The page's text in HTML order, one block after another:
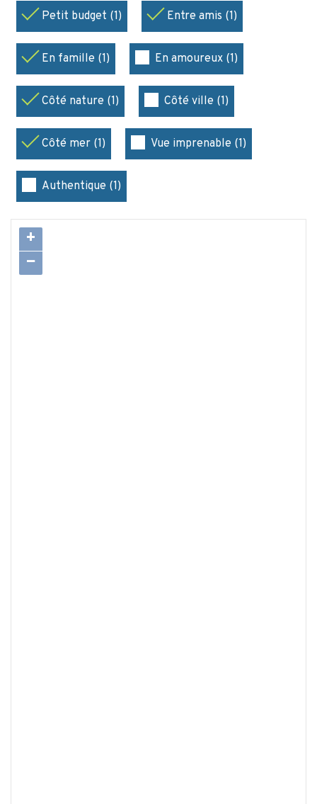
Petit budget (1) Entre amis (1)
En famille (1) En amoureux (1)
Côté nature (1) Côté ville (1)
Côté mer (1) Vue imprenable (1)
Authentique (1)
+
−